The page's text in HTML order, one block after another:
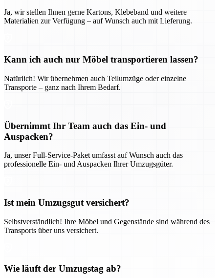
Ja, wir stellen Ihnen gerne Kartons, Klebeband und weitere
Materialien zur Verfügung – auf Wunsch auch mit Lieferung.
Kann ich auch nur Möbel transportieren lassen?
Natürlich! Wir übernehmen auch Teilumzüge oder einzelne
Transporte – ganz nach Ihrem Bedarf.
Übernimmt Ihr Team auch das Ein- und
Auspacken?
Ja, unser Full-Service-Paket umfasst auf Wunsch auch das
professionelle Ein- und Auspacken Ihrer Umzugsgüter.
Ist mein Umzugsgut versichert?
Selbstverständlich! Ihre Möbel und Gegenstände sind während des
Transports über uns versichert.
Wie läuft der Umzugstag ab?